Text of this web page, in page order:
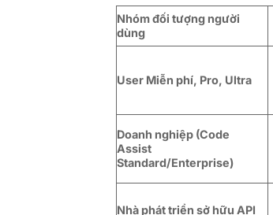
Nhóm đối tượng người
dùng
User Miễn phí, Pro, Ultra
Doanh nghiệp (Code
Assist
Standard/Enterprise)
Nhà phát triển sở hữu API